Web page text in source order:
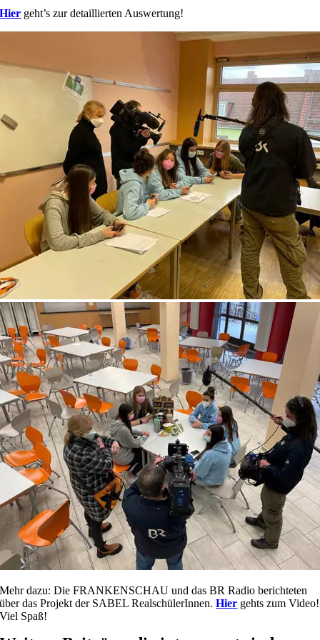
Hier geht’s zur detaillierten Auswertung!
Mehr dazu: Die FRANKENSCHAU und das BR Radio berichteten
über das Projekt der SABEL RealschülerInnen.Hier gehts zum Video!
Viel Spaß!